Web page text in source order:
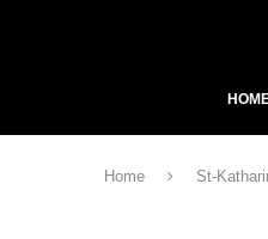
Home St-